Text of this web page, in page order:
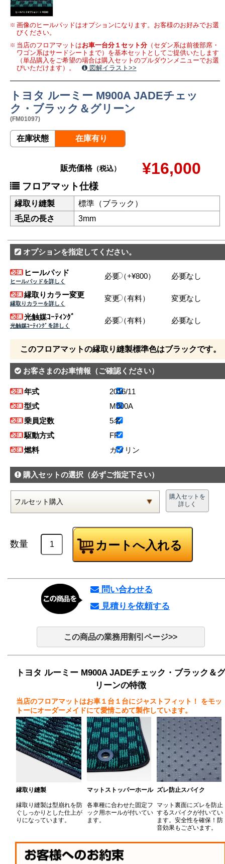
画像のヒールパッドはオプションになります。お客様のお好みでお選
びください。
当店のフロアマットはお車一台分１セット分（セダン系は前後部席・
ワゴン系はサードシートまで）を基本セットとしてご提供いたします
（単品購入をご希望の場合は購入セットのプルダウンメニューでお選
びいただけます）。
図解イラスト>>
トヨタ ルーミー M900A JADEチェッ
ク・ブラック＆グリーン
(FM01097)
在庫状態 在庫有り
販売価格（税込） ¥16,000
フロアマット仕様
縁取り縫製
標準（ブラック）
毛足の長さ
3mm
オプションを指定してください。
ヒールパッド
ヒールパッドを詳しく
必要（+¥800） 必要なし
縁取りカラー変更
縁取りカラーを詳しく
変更（有料） 変更なし
光触媒ｺｰﾃｨﾝｸﾞ
光触媒ｺｰﾃｨﾝｸﾞを詳しく
必要（有料） 必要なし
このフロアマットの縁取り縫製標準色はブラックです。
お客さまのお車情報 （ご確認ください）
年式
2016/11
型式
M900A
乗員定数
5名
駆動方式
FF
燃料
ガソリン
購入セットの選択 （必ずご指定下さい）
購入セットを
詳しく
数量
問い合わせる
見積りを依頼する
この商品の業務用割引ページ>>
トヨタ ルーミー M900A JADEチェック・ブラック＆グ
リーンの特徴
当店のフロアマットはお車１台１台にジャストフィット！
をモッ
トーにオーダーメイドにて愛情こめて製作しています。
縁取り縫製
縁取り縫製は型崩れを防
ぐしっかりとした仕上が
りになっています。
マットストッパーホール
各車種に合わせた固定フ
ック用ホールが付いてい
ます。
ズレ防止スパイク
マット裏面にズレを防止
するスパイクが付いてい
ます。安全性を確保！防
音効果もございます。